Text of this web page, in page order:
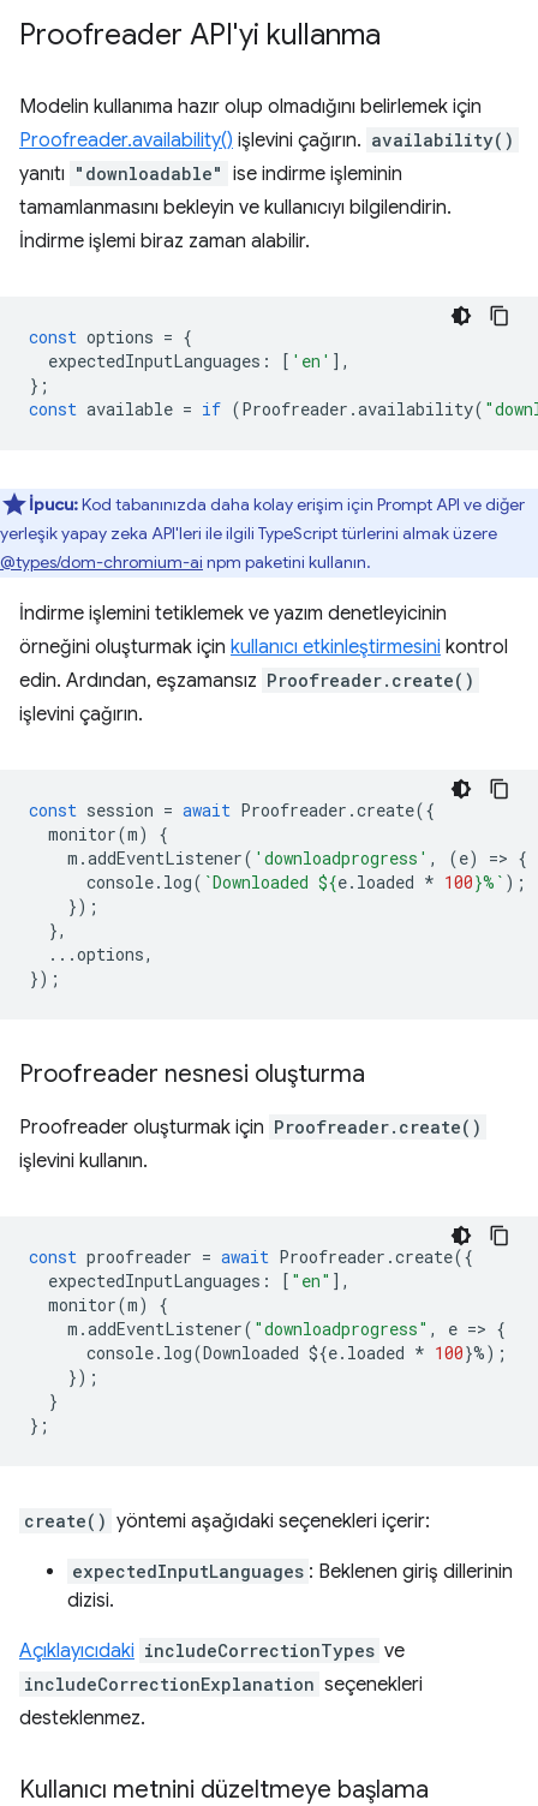
Proofreader API'yi kullanma
Modelin kullanıma hazır olup olmadığını belirlemek için
Proofreader.availability() işlevini çağırın. availability()
yanıtı "downloadable" ise indirme işleminin
tamamlanmasını bekleyin ve kullanıcıyı bilgilendirin.
İndirme işlemi biraz zaman alabilir.
const options = {
expectedInputLanguages : [ 'en' ],
};
const available = if (Proofreader .availability(
İpucu:Kod tabanınızda daha kolay erişim için Prompt API ve diğer
yerleşik yapay zeka API'leri ile ilgili TypeScript türlerini almak üzere
@types/dom-chromium-ai npm paketini kullanın.
İndirme işlemini tetiklemek ve yazım denetleyicinin
örneğini oluşturmak için kullanıcı etkinleştirmesini kontrol
edin. Ardından, eşzamansız Proofreader.create()
işlevini çağırın.
const session = await Proofreader .create({
monitor(m)
{
m .addEventListener( 'downloadprogress' , (e) => {
console. log( `Downloaded ${e. loaded * 100}%` );
});
},
...options,
});
Proofreader nesnesi oluşturma
Proofreader oluşturmak için Proofreader.create()
işlevini kullanın.
const proofreader = await Proofreader .create({
expectedInputLanguages : [ "en" ],
monitor(m)
{
m .addEventListener( "downloadprogress" , e => {
console. log(Downloaded ${e. loaded * 100}%);
});
}
};
create() yöntemi aşağıdaki seçenekleri içerir:
expectedInputLanguages : Beklenen giriş dillerinin
dizisi.
Açıklayıcıdaki includeCorrectionTypes ve
includeCorrectionExplanation seçenekleri
desteklenmez.
Kullanıcı metnini düzeltmeye başlama